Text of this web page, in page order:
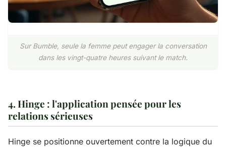
Sur Bumble, seule la femme peut engager la conversation
dans les vingt-quatre heures suivant le match.
4. Hinge : l'application pensée pour les
relations sérieuses
Hinge se positionne ouvertement contre la logique du